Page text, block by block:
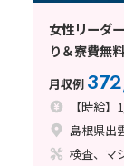
女性リーダ
り＆寮費無
月収例
【時給
島根県出
検査、マ